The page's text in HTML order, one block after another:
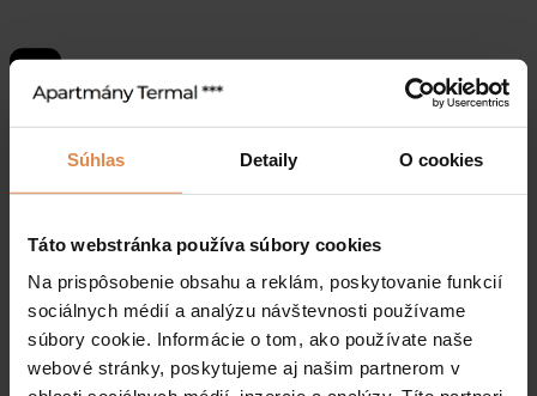
Súhlas Detaily O cookies
Táto webstránka používa súbory cookies
Na prispôsobenie obsahu a reklám, poskytovanie funkcií
sociálnych médií a analýzu návštevnosti používame
súbory cookie. Informácie o tom, ako používate naše
webové stránky, poskytujeme aj našim partnerom v